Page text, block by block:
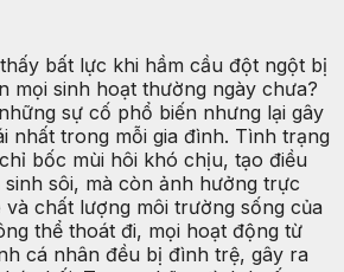
bất lực khi hầm cầu đột ngột bị
mọi sinh hoạt thường ngày chưa?
sự cố phổ biến nhưng lại gây
nhất trong mỗi gia đình. Tình trạng
bốc mùi hôi khó chịu, tạo điều
sôi, mà còn ảnh hưởng trực
chất lượng môi trường sống của
thể thoát đi, mọi hoạt động từ
cá nhân đều bị đình trệ, gây ra